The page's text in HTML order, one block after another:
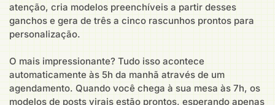
atenção, cria modelos preenchíveis a partir desses
ganchos e gera de três a cinco rascunhos prontos para
personalização.
O mais impressionante? Tudo isso acontece
automaticamente às 5h da manhã através de um
agendamento. Quando você chega à sua mesa às 7h, os
modelos de posts virais estão prontos, esperando apenas